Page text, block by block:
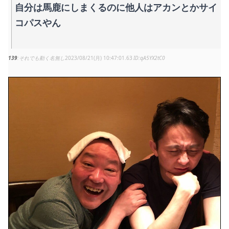
自分は馬鹿にしまくるのに他人はアカンとかサイ
コパスやん
139 それでも動く名無し 2023/08/21(月) 10:47:01.63 qA5YX2tC0